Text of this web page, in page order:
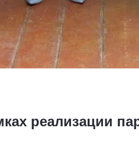
реализации